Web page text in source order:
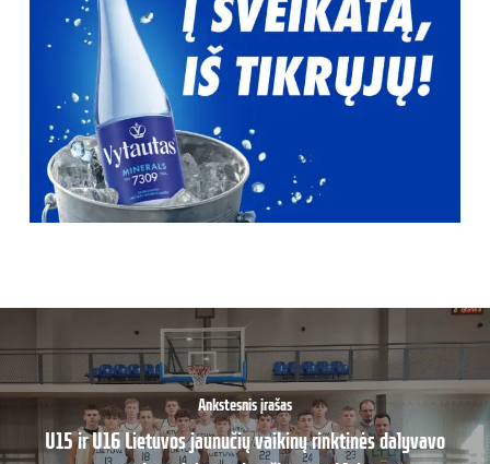
Ankstesnis įrašas
U15 ir U16 Lietuvos jaunučių vaikinų rinktinės dalyvavo